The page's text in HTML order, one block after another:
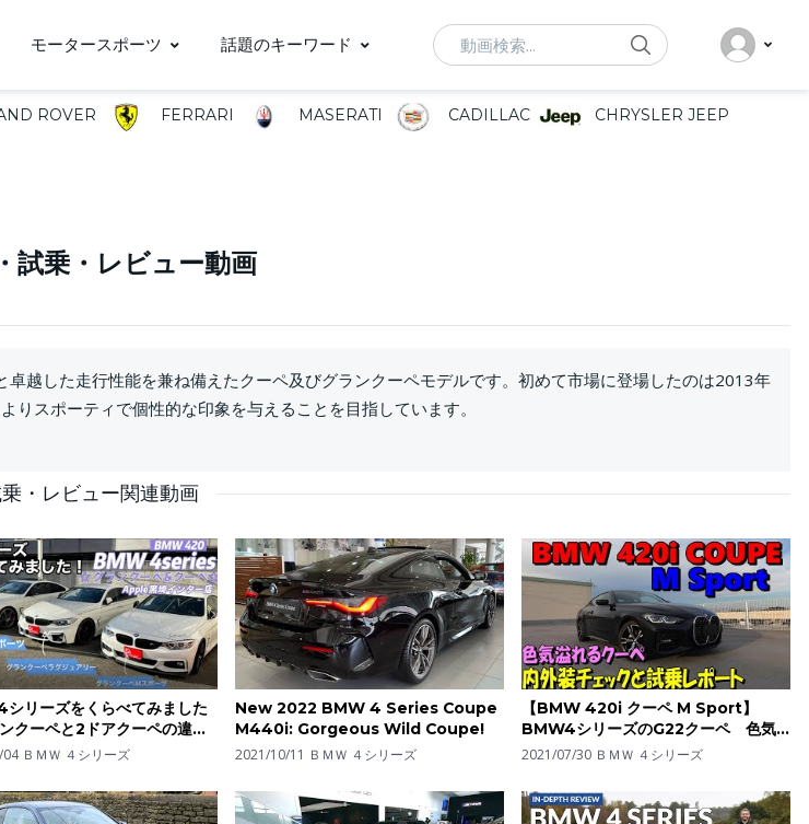
モータースポーツ 話題のキーワード Search
ROVER FERRARI MASERATI CADILLAC CHRYSLER JEEP
試乗・レビュー動画
越した走行性能を兼ね備えたクーペ及びグランクーペモデルです。初めて市場に登場したのは2013年
りスポーティで個性的な印象を与えることを目指しています。
・レビュー関連動画
リーズをくらべてみました
クーペと2ドアクーペの違い
は？ さらにカスタム内容も
ター店 ＃BMW ＃4シリ
ランクーペ
04 ＢＭＷ ４シリーズ
New 2022 BMW 4 Series Coupe
M440i: Gorgeous Wild Coupe!
2021/10/11 ＢＭＷ ４シリーズ
【BMW 420i クーペ M Sport】
BMW4シリーズのG22クーペ 色気
むんむんの 美しいシルエットをもつこ
は走りのバランスも最高でした
2021/07/30 ＢＭＷ ４シリーズ